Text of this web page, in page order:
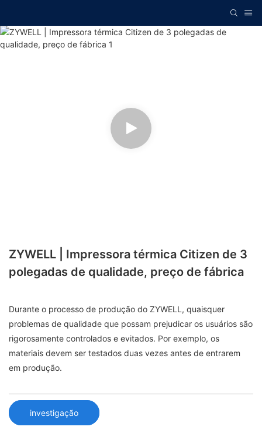
ZYWELL | Impressora térmica Citizen de 3
polegadas de qualidade, preço de fábrica
Durante o processo de produção do ZYWELL, quaisquer
problemas de qualidade que possam prejudicar os usuários são
rigorosamente controlados e evitados. Por exemplo, os
materiais devem ser testados duas vezes antes de entrarem
em produção.
investigação